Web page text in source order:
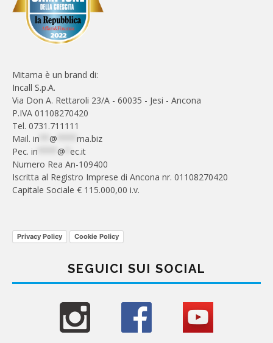
Mitama è un brand di:
Incall S.p.A.
Via Don A. Rettaroli 23/A - 60035 - Jesi - Ancona
P.IVA 01108270420
Tel. 0731.711111
Mail. in @
ma.biz
Pec. in @ ec.it
Numero Rea An-109400
Iscritta al Registro Imprese di Ancona nr. 01108270420
Capitale Sociale € 115.000,00 i.v.
Privacy Policy Cookie Policy
SEGUICI SUI SOCIAL